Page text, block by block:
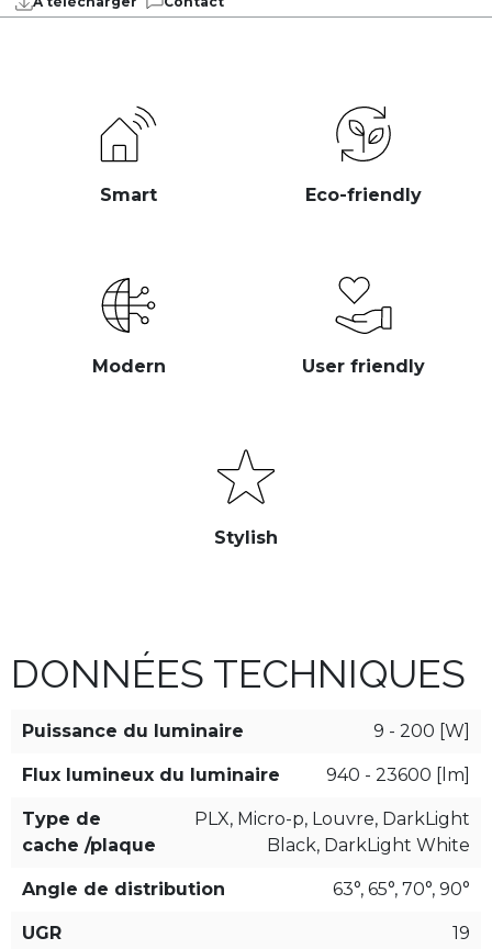
Smart Eco-friendly
Modern User friendly
Stylish
DONNÉES TECHNIQUES
Puissance du luminaire 9 - 200 [W]
Flux lumineux du luminaire 940 - 23600 [lm]
Type de
cache /plaque
PLX, Micro-p, Louvre, DarkLight
Black, DarkLight White
Angle de distribution 63°, 65°, 70°, 90°
UGR 19